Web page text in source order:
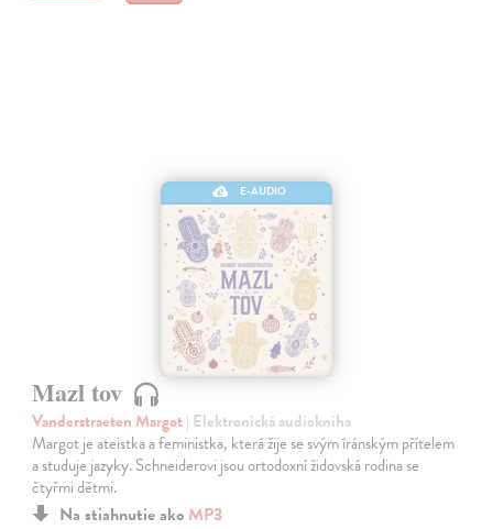
E-AUDIO
Mazl tov
Vanderstraeten Margot| Elektronická audiokniha
Margot je ateistka a feministka, která žije se svým íránským přítelem
a studuje jazyky. Schneiderovi jsou ortodoxní židovská rodina se
čtyřmi dětmi.
Na stiahnutie ako MP3